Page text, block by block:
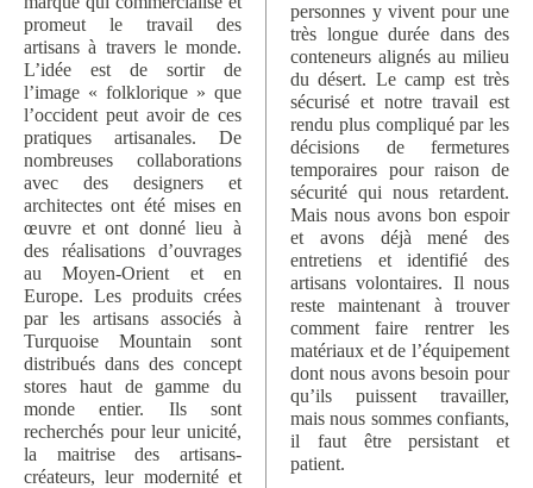
promeut le travail des
artisans à travers le monde.
L’idée est de sortir de
l’image « folklorique » que
l’occident peut avoir de ces
pratiques artisanales. De
nombreuses collaborations
avec des designers et
architectes ont été mises en
œuvre et ont donné lieu à
des réalisations d’ouvrages
au Moyen-Orient et en
Europe. Les produits crées
par les artisans associés à
Turquoise Mountain sont
distribués dans des concept
stores haut de gamme du
monde entier. Ils sont
recherchés pour leur unicité,
la maitrise des artisans-
créateurs, leur modernité et
personnes y vivent pour une
très longue durée dans des
conteneurs alignés au milieu
du désert. Le camp est très
sécurisé et notre travail est
rendu plus compliqué par les
décisions de fermetures
temporaires pour raison de
sécurité qui nous retardent.
Mais nous avons bon espoir
et avons déjà mené des
entretiens et identifié des
artisans volontaires. Il nous
reste maintenant à trouver
comment faire rentrer les
matériaux et de l’équipement
dont nous avons besoin pour
qu’ils puissent travailler,
mais nous sommes confiants,
il faut être persistant et
patient.